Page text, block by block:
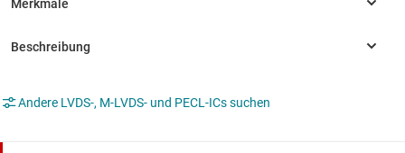
Andere LVDS-, M-LVDS- und PECL-ICs suchen